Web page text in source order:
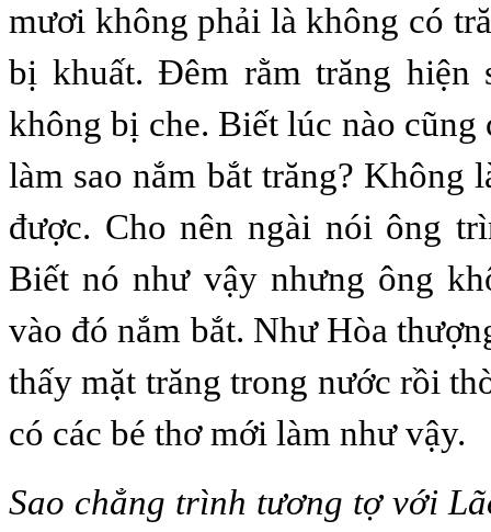
mươi không phải là không có
bị khuất. Đêm rằm trăng hiện
không bị che. Biết lúc nào cũng
làm sao nắm bắt trăng? Không
được. Cho nên ngài nói ông
Biết nó như vậy nhưng ông
vào đó nắm bắt. Như Hòa
thấy mặt trăng trong nước rồi
có các bé thơ mới làm như vậy.
Sao chẳng trình tương tợ với